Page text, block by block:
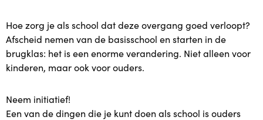
ANBI status
Ons aanbod
Hoe zorg je als school dat deze overgang goed verloopt?
Afscheid nemen van de basisschool en starten in de
brugklas: het is een enorme verandering. Niet alleen voor
kinderen, maar ook voor ouders.
Neem initiatief!
Een van de dingen die je kunt doen als school is ouders